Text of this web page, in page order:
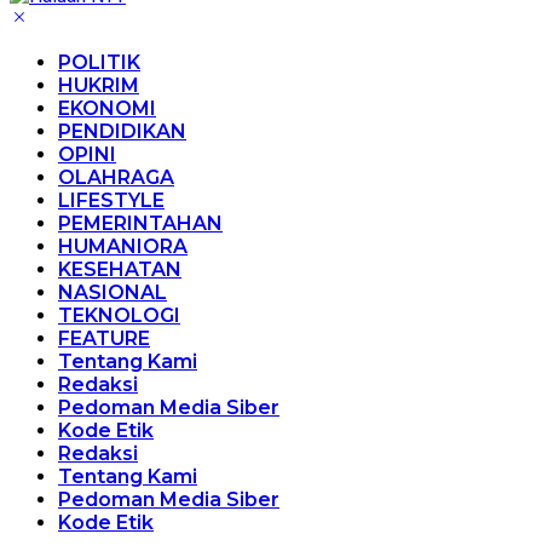
POLITIK
HUKRIM
EKONOMI
PENDIDIKAN
OPINI
OLAHRAGA
LIFESTYLE
PEMERINTAHAN
HUMANIORA
KESEHATAN
NASIONAL
TEKNOLOGI
FEATURE
Tentang Kami
Redaksi
Pedoman Media Siber
Kode Etik
Redaksi
Tentang Kami
Pedoman Media Siber
Kode Etik